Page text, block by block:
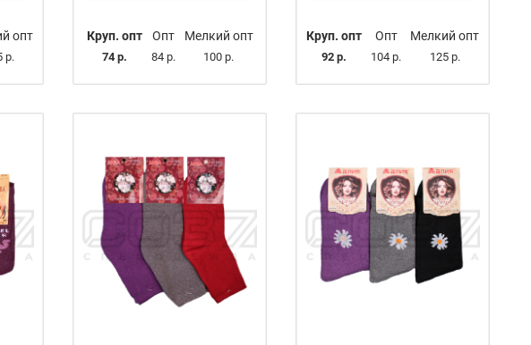
опт
р.
Круп. опт
74 р.
Опт
84 р.
Мелкий опт
100 р.
Круп. опт
92 р.
Опт
104 р.
Мелкий опт
125 р.